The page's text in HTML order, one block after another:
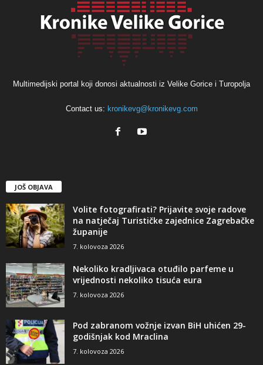
Multimedijski portal koji donosi aktualnosti iz Velike Gorice i Turopolja
Contact us: kronikevg@kronikevg.com
JOŠ OBJAVA
Volite fotografirati? Prijavite svoje radove
na natječaj Turističke zajednice Zagrebačke
županije
7. kolovoza 2026
Nekoliko kradljivaca otuđilo parfeme u
vrijednosti nekoliko tisuća eura
7. kolovoza 2026
Pod zabranom vožnje izvan BiH uhićen 29-
godišnjak kod Mraclina
7. kolovoza 2026